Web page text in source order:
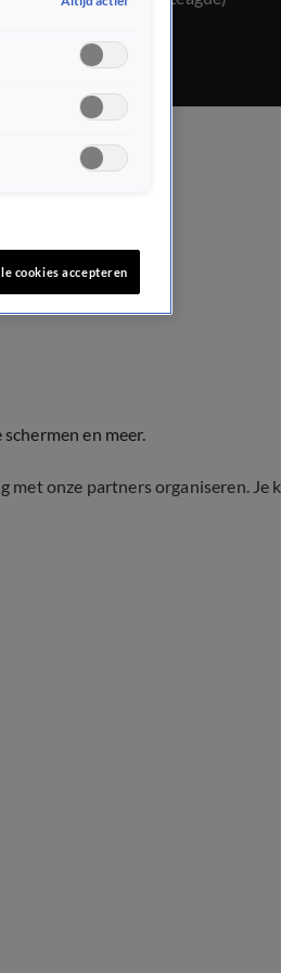
en meer.
onze partners organiseren. Je
cookies accepteren